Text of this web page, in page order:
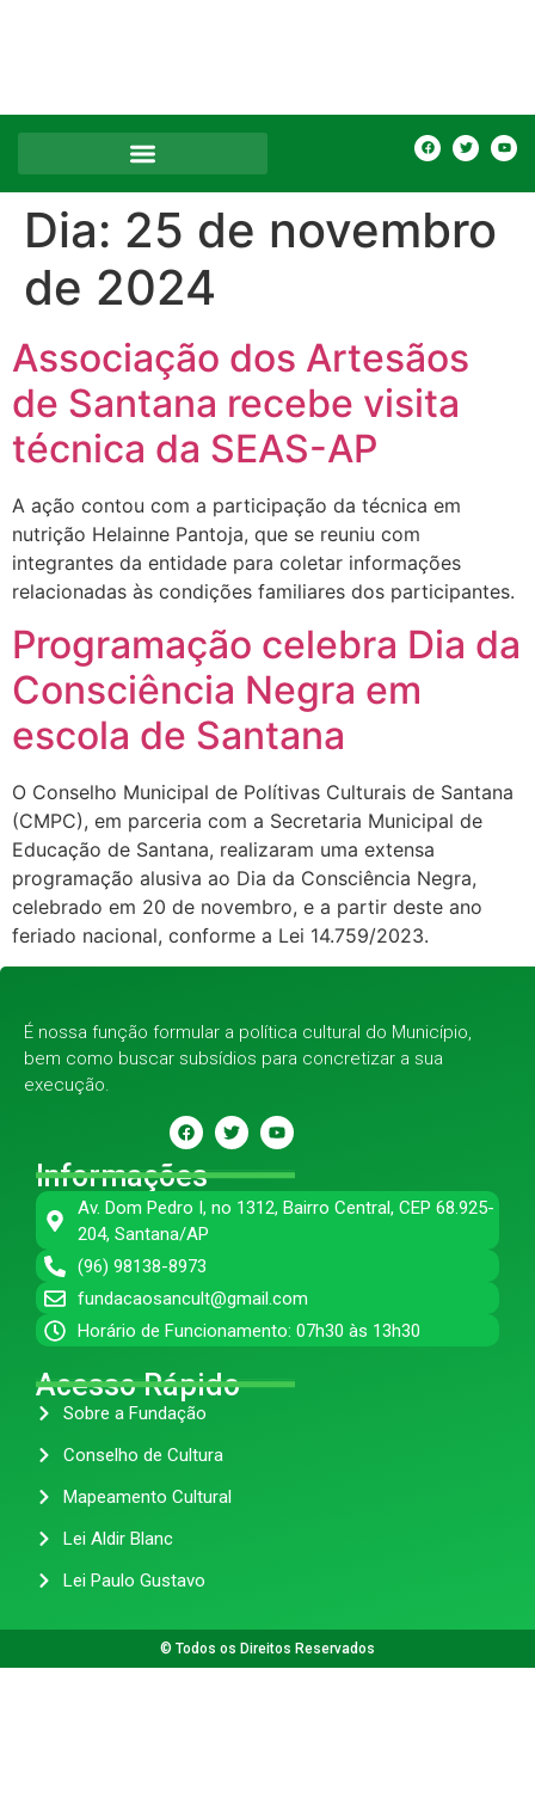
Dia: 25 de novembro
de 2024
Associação dos Artesãos
de Santana recebe visita
técnica da SEAS-AP
A ação contou com a participação da técnica em
nutrição Helainne Pantoja, que se reuniu com
integrantes da entidade para coletar informações
relacionadas às condições familiares dos participantes.
Programação celebra Dia da
Consciência Negra em
escola de Santana
O Conselho Municipal de Polítivas Culturais de Santana
(CMPC), em parceria com a Secretaria Municipal de
Educação de Santana, realizaram uma extensa
programação alusiva ao Dia da Consciência Negra,
celebrado em 20 de novembro, e a partir deste ano
feriado nacional, conforme a Lei 14.759/2023.
É nossa função formular a política cultural do Município,
bem como buscar subsídios para concretizar a sua
execução.
Informações
Av. Dom Pedro I, no 1312, Bairro Central, CEP 68.925-
204, Santana/AP
(96) 98138-8973
fundacaosancult@gmail.com
Horário de Funcionamento: 07h30 às 13h30
Acesso Rápido
Sobre a Fundação
Conselho de Cultura
Mapeamento Cultural
Lei Aldir Blanc
Lei Paulo Gustavo
© Todos os Direitos Reservados